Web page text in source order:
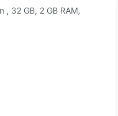
, 32 GB, 2 GB RAM,